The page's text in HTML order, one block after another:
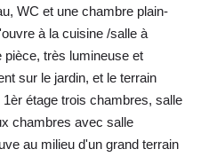
WC et une chambre plain-
à la cuisine /salle à
pièce, très lumineuse et
sur le jardin, et le terrain
étage trois chambres, salle
chambres avec salle
au milieu d'un grand terrain